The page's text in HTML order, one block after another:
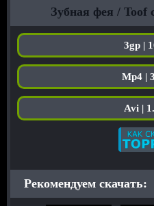
Зубная фея / Toof
3gp |
Mp4 |
Avi |
Рекомендуем скачать: